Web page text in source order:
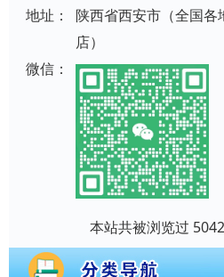
地址：
陕西省西安市（全国各
店）
微信：
本站共被浏览过